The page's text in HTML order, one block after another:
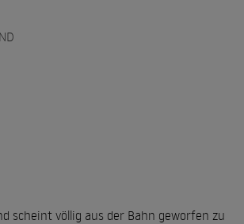
scheint völlig aus der Bahn geworfen zu